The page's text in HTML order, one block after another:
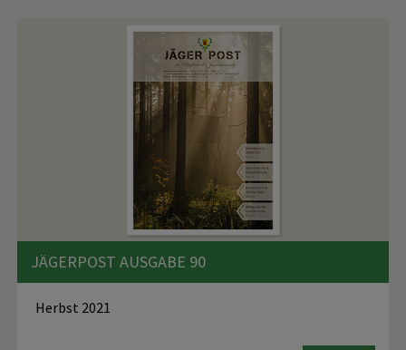
JÄGERPOST AUSGABE 90
Herbst 2021